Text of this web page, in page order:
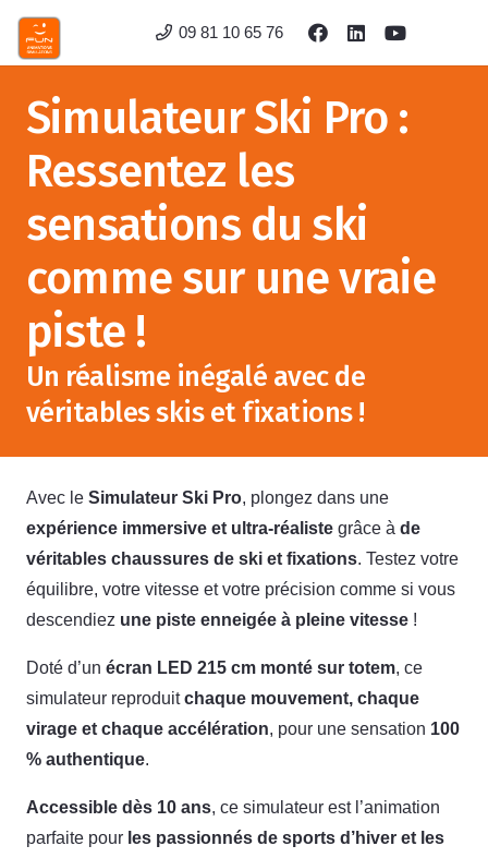
09 81 10 65 76
Simulateur Ski Pro :
Ressentez les
sensations du ski
comme sur une vraie
piste !
Un réalisme inégalé avec de
véritables skis et fixations !
Avec le Simulateur Ski Pro, plongez dans une
expérience immersive et ultra-réaliste grâce à de
véritables chaussures de ski et fixations. Testez votre
équilibre, votre vitesse et votre précision comme si vous
descendiez une piste enneigée à pleine vitesse !
Doté d’un écran LED 215 cm monté sur totem, ce
simulateur reproduitchaque mouvement, chaque
virage et chaque accélération, pour une sensation 100
% authentique.
Accessible dès 10 ans, ce simulateur est l’animation
parfaite pour les passionnés de sports d’hiver et les